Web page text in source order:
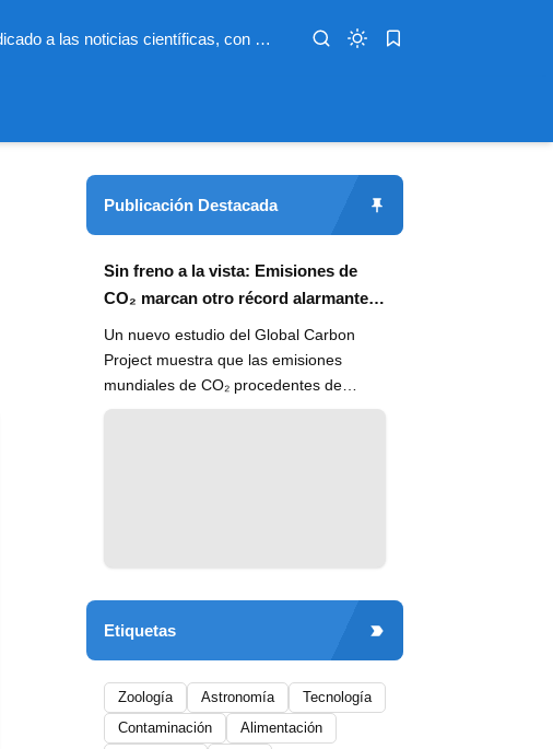
Infoterio es un medio digital dedicado a las noticias científicas, con artículos extensos y bien documentados sobre salud, medioambiente, tecnología, espacio, psicología, evolución y más. Nuestro objetivo es hacer accesible el conocimiento científico a lectores de habla hispana en todo el mundo, con información actualizada, fuentes confiables y explicaciones claras que conectan la ciencia con la vida cotidiana.
Publicación Destacada
Sin freno a la vista: Emisiones de
CO₂ marcan otro récord alarmante
en 2024
Un nuevo estudio del Global Carbon
Project muestra que las emisiones
mundiales de CO₂ procedentes de
combustibles fósiles han alcanzado un
Etiquetas
Zoología Astronomía
Tecnología
Contaminación
Alimentación